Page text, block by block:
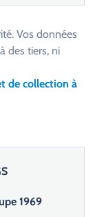
Vos données
des tiers, ni
de collection à
1969